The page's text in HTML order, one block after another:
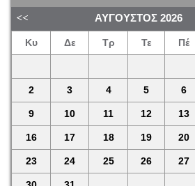
ΑΎΓΟΥΣΤΟΣ 2026
Κυ Δε Τρ Τε Πέ
2 3 4 5 6
9 10 11 12 13
16 17 18 19 20
23 24 25 26 27